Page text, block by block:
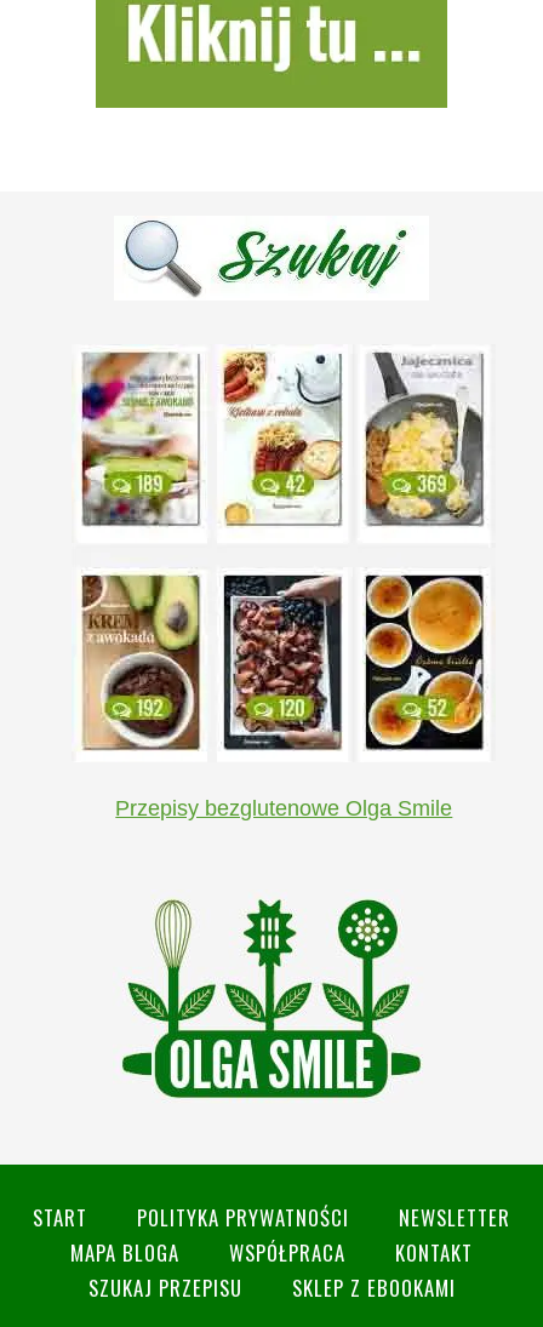
Przepisy bezglutenowe Olga Smile
START POLITYKA PRYWATNOŚCI
NEWSLETTER
MAPA BLOGA
WSPÓŁPRACA
KONTAKT
SZUKAJ PRZEPISU
SKLEP Z EBOOKAMI